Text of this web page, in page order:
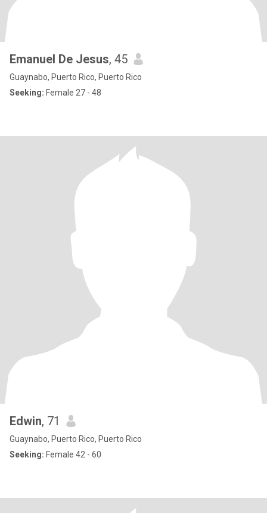
Emanuel De Jesus, 45
Guaynabo, Puerto Rico, Puerto Rico
Seeking: Female 27 - 48
Edwin, 71
Guaynabo, Puerto Rico, Puerto Rico
Seeking: Female 42 - 60